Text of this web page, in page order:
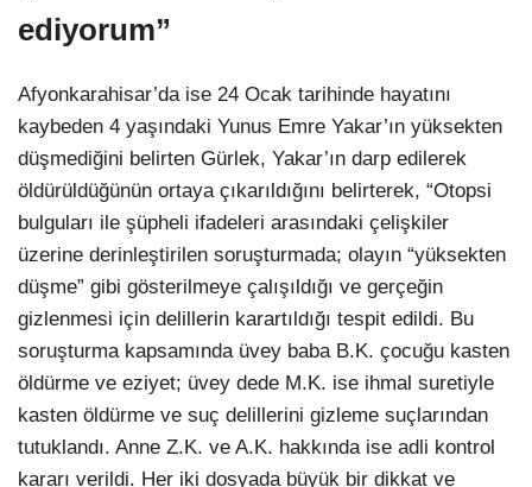
ediyorum”
Afyonkarahisar’da ise 24 Ocak tarihinde hayatını
kaybeden 4 yaşındaki Yunus Emre Yakar’ın yüksekten
düşmediğini belirten Gürlek, Yakar’ın darp edilerek
öldürüldüğünün ortaya çıkarıldığını belirterek, “Otopsi
bulguları ile şüpheli ifadeleri arasındaki çelişkiler
üzerine derinleştirilen soruşturmada; olayın “yüksekten
düşme” gibi gösterilmeye çalışıldığı ve gerçeğin
gizlenmesi için delillerin karartıldığı tespit edildi. Bu
soruşturma kapsamında üvey baba B.K. çocuğu kasten
öldürme ve eziyet; üvey dede M.K. ise ihmal suretiyle
kasten öldürme ve suç delillerini gizleme suçlarından
tutuklandı. Anne Z.K. ve A.K. hakkında ise adli kontrol
kararı verildi. Her iki dosyada büyük bir dikkat ve